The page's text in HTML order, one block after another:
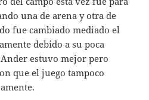
una de arena y otra de
fue cambiado mediado el
debido a su poca
estuvo mejor pero
que el juego tampoco